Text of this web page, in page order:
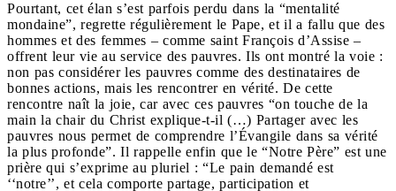
Pourtant, cet élan s’est parfois perdu dans la “mentalité
mondaine”, regrette régulièrement le Pape, et il a fallu que des
hommes et des femmes – comme saint François d’Assise –
offrent leur vie au service des pauvres. Ils ont montré la voie :
non pas considérer les pauvres comme des destinataires de
bonnes actions, mais les rencontrer en vérité. De cette
rencontre naît la joie, car avec ces pauvres “on touche de la
main la chair du Christ explique-t-il (…) Partager avec les
pauvres nous permet de comprendre l’Évangile dans sa vérité
la plus profonde”. Il rappelle enfin que le “Notre Père” est une
prière qui s’exprime au pluriel : “Le pain demandé est
‘‘notre’’, et cela comporte partage, participation et